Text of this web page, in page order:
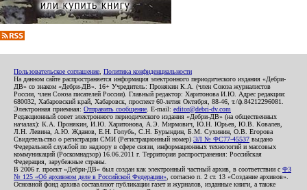
Пользовательское соглашение Политика конфиденциальности
На данном сайте распространяется информация электронного периодического издания «Дебри-
ДВ» со знаком «Дебри-ДВ». 16+ Учредитель: Пронякин К.А. (член Союза журналистов
России, член Союза писателей России). Главный редактор: Харитонова И.Ю. Адрес редакции:
680032, Хабаровский край, Хабаровск, проспект 60-летия Октября, 88-46, т./ф.84212296081.
Электронная приемная: Отправить сообщение . E-mail: editor@debri-dv.com
Редакционный совет электронного периодического издания «Дебри-ДВ» (на общественных
началах): К.А. Пронякин, И.Ю. Харитонова, А.Э. Мирмович, Ю.Н. Юрьев, Ю.В. Ковалев,
Л.Н. Левина, А.Ю. Жданов, Е.Н. Голубь, С.Н. Бурындин, Б.М. Сухинин, О.В. Егорова
Свидетельство о регистрации СМИ (Регистрационный номер) ЭЛ № ФС77-45537 выдано
Федеральной службой по надзору в сфере связи, информационных технологий и массовых
коммуникаций (Роскомнадзор) 16.06.2011 г. Территория распространения: Российская
Федерация, зарубежные страны.
В 2006 г. проект «Дебри-ДВ» был создан как электронный частный архив, в соответствии с ФЗ
№ 125 «Об архивном деле в Российской Федерации» , согласно п. 2 ст. 13 «Создание архивов».
Основной фонд архива составляют публикации газет и журналов, изданные книги, а также